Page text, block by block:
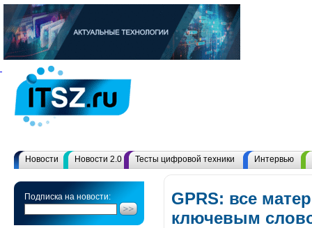
Новости Новости 2.0 Тесты цифровой техники Интервью
Подписка на новости:
GPRS: все
ключевым